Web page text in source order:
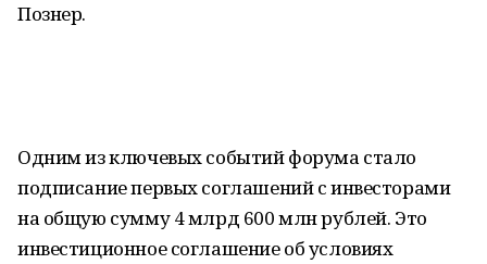
Познер.
Одним из ключевых событий форума стало
подписание первых соглашений с инвесторами
на общую сумму 4 млрд 600 млн рублей. Это
инвестиционное соглашение об условиях